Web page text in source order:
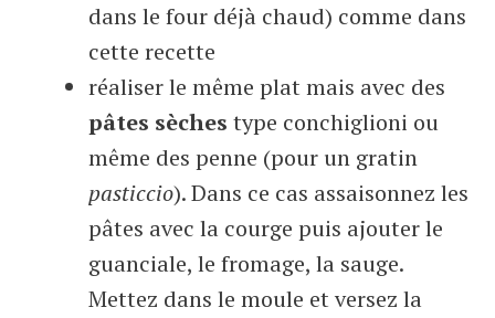
dans le four déjà chaud) comme dans
cette recette
réaliser le même plat mais avec des
pâtes sèches type conchiglioni ou
même des penne (pour un gratin
pasticcio). Dans ce cas assaisonnez les
pâtes avec la courge puis ajouter le
guanciale, le fromage, la sauge.
Mettez dans le moule et versez la